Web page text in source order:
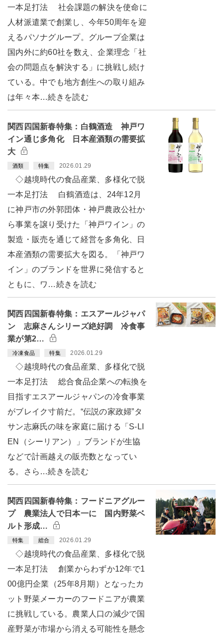
一本足打法 社会課題の解決を使命に
人材派遣業で創業し、今年50周年を迎
えるパソナグループ。グループ企業は
国内外に約60社を数え、企業理念「社
会の問題点を解決する」に挑戦し続け
ている。中でも地方創生への取り組み
は年々本…続きを読む
関西四国新春特集：白鶴酒造 神戸ワ
イン通じ多角化 日本産酒類の需要拡
大
酒類 特集 2026.01.29
◇越境時代の食品産業、多様化で脱
一本足打法 白鶴酒造は、24年12月
に神戸市の外郭団体・神戸農政公社か
ら事業を譲り受けた「神戸ワイン」の
製造・販売を通じて経営を多角化、日
本産酒類の需要拡大を図る。「神戸ワ
イン」のブランドを世界に発信すると
ともに、ワ…続きを読む
関西四国新春特集：エスアールジャパ
ン 志麻さんシリーズ絶好調 冷食事
業が第2…
冷凍食品 特集 2026.01.29
◇越境時代の食品産業、多様化で脱
一本足打法 総合食品企業への転換を
目指すエスアールジャパンの冷食事業
がブレイク寸前だ。“伝説の家政婦”タ
サン志麻氏の味を家庭に届ける「S-LI
EN（シーリアン）」ブランドが生協
などで計画越えの販売数となってい
る。さら…続きを読む
関西四国新春特集：フードニアグルー
プ 農業法人で日本一に 国内野菜ベ
ルト形成…
特集 総合 2026.01.29
◇越境時代の食品産業、多様化で脱
一本足打法 創業からわずか12年で1
00億円企業（25年8月期）となったカ
ット野菜メーカーのフードニアが農業
に挑戦している。農業人口の減少で国
産野菜が市場から消える可能性を懸念